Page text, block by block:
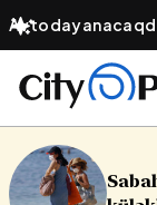
kimdir? – Obyekt